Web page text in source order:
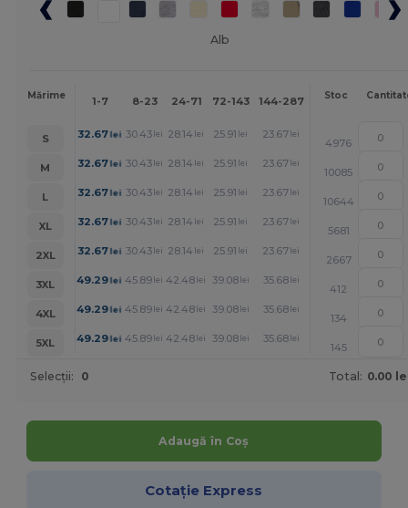
Alb
Mărime 1-7 8-23 24-71 72-143 144-287 288 +
Mai
Stoc
S 32.67lei 30.43 lei 28.14 lei 25.91 lei 23.67 lei
4976
M
32.67lei 30.43 lei 28.14 lei 25.91 lei 23.67 lei
10085
L
32.67lei 30.43 lei 28.14 lei 25.91 lei 23.67 lei
10644
XL
32.67lei 30.43 lei 28.14 lei 25.91 lei 23.67 lei
5681
2XL
32.67lei 30.43 lei 28.14 lei 25.91 lei 23.67 lei
2667
3XL
49.29lei 45.89 lei 42.48 lei 39.08 lei 35.68 lei
412
4XL
49.29lei 45.89 lei 42.48 lei 39.08 lei 35.68 lei
134
5XL
49.29lei 45.89 lei 42.48 lei 39.08 lei 35.68 lei
145
Selecții: 0 Total: 0.00
Adaugă în Coș
Cotație Express